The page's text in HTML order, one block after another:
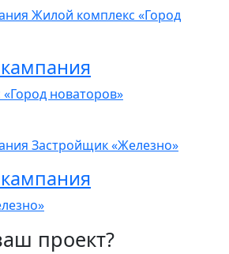
новаторов»
проект?